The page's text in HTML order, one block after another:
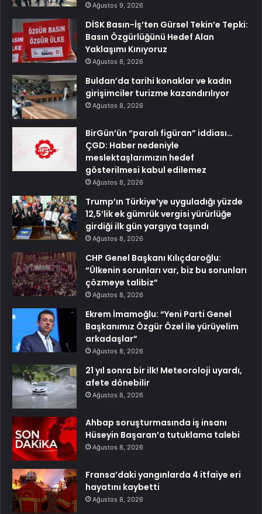
Ağustos 9, 2026
DİSK Basın-İş’ten Gürsel Tekin’e Tepki:
Basın Özgürlüğünü Hedef Alan
Yaklaşımı Kınıyoruz
Ağustos 8, 2026
Buldan’da tarihi konaklar ve kadın
girişimciler turizme kazandırılıyor
Ağustos 8, 2026
BirGün’ün “paralı figüran” iddiası…
ÇGD: Haber nedeniyle
meslektaşlarımızın hedef
gösterilmesi kabul edilemez
Ağustos 8, 2026
Trump’ın Türkiye’ye uyguladığı yüzde
12,5’lik ek gümrük vergisi yürürlüğe
girdiği ilk gün yargıya taşındı
Ağustos 8, 2026
CHP Genel Başkanı Kılıçdaroğlu:
“Ülkenin sorunları var, biz bu sorunları
çözmeye talibiz”
Ağustos 8, 2026
Ekrem İmamoğlu: “Yeni Parti Genel
Başkanımız Özgür Özel ile yürüyelim
arkadaşlar”
Ağustos 8, 2026
21 yıl sonra bir ilk! Meteoroloji uyardı,
afete dönebilir
Ağustos 8, 2026
Ahbap soruşturmasında iş insanı
Hüseyin Başaran’a tutuklama talebi
Ağustos 8, 2026
Fransa’daki yangınlarda 4 itfaiye eri
hayatını kaybetti
Ağustos 8, 2026